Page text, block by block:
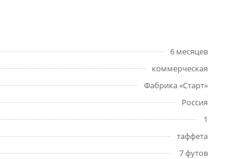
6 месяцев
коммерческая
Фабрика «Старт»
Россия
1
таффета
7 футов